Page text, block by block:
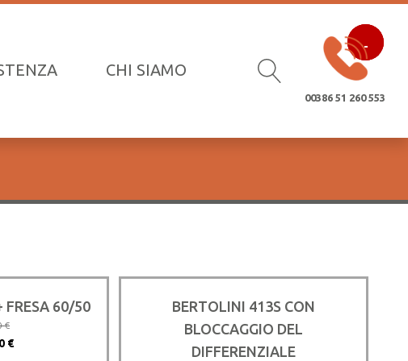
CHI SIAMO
00386 51 260 553
-
5%
-
5%
FRESA 60/50
€
€Il
-
14%
BERTOLINI 413S CON
BLOCCAGGIO DEL
DIFFERENZIALE